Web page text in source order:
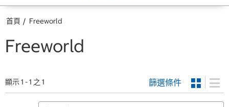
首頁 Freeworld
Freeworld
顯示 1 - 1 之 1 篩選條件